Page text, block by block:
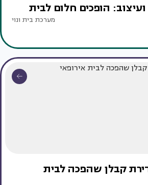
הופכים חלום לבית
מערכת בית ונוי
קבלן שהפכה לבית